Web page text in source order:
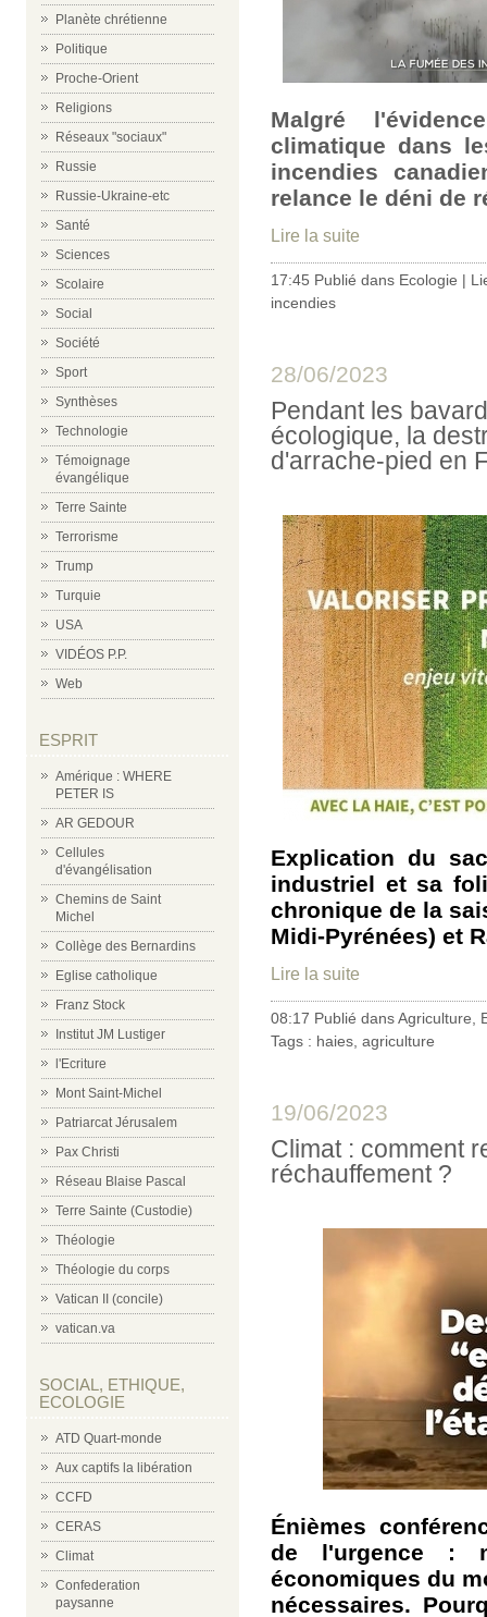
Planète chrétienne
Politique
Proche-Orient
Religions
Réseaux "sociaux"
Russie
Russie-Ukraine-etc
Santé
Sciences
Scolaire
Social
Société
Sport
Synthèses
Technologie
Témoignage
évangélique
Terre Sainte
Terrorisme
Trump
Turquie
USA
VIDÉOS P.P.
Web
ESPRIT
Amérique : WHERE
PETER IS
AR GEDOUR
Cellules
d'évangélisation
Chemins de Saint
Michel
Collège des Bernardins
Eglise catholique
Franz Stock
Institut JM Lustiger
l'Ecriture
Mont Saint-Michel
Patriarcat Jérusalem
Pax Christi
Réseau Blaise Pascal
Terre Sainte (Custodie)
Théologie
Théologie du corps
Vatican II (concile)
vatican.va
SOCIAL, ETHIQUE,
ECOLOGIE
ATD Quart-monde
Aux captifs la libération
CCFD
CERAS
Climat
Confederation
paysanne
Malgré
climatique dans
incendies
relance le déni de
Lire la suite
17:45 Publié dans Ecologie |
incendies
28/06/2023
Pendant les
écologique, la
d'arrache-pied en
Explication du
industriel et sa
chronique de la
Midi-Pyrénées) et
Lire la suite
08:17 Publié dansAgriculture
Tags : haies agriculture
19/06/2023
Climat : comment
réchauffement ?
Énièmes
de l'urgence :
économiques du
nécessaires.